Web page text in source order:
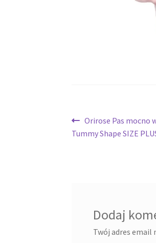
Nawigacja
wpisu
Poprzedni
wpis:
Orirose Pas mocno
Tummy Shape SIZE
Dodaj
Twój adres email